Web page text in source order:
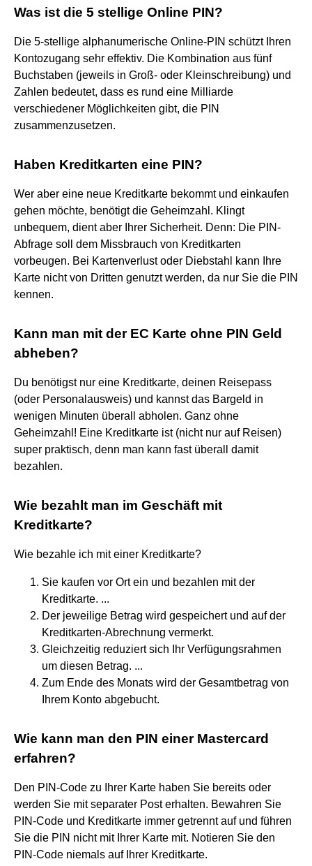
Was ist die 5 stellige Online PIN?
Die 5-stellige alphanumerische Online-PIN schützt Ihren
Kontozugang sehr effektiv. Die Kombination aus fünf
Buchstaben (jeweils in Groß- oder Kleinschreibung) und
Zahlen bedeutet, dass es rund eine Milliarde
verschiedener Möglichkeiten gibt, die PIN
zusammenzusetzen.
Haben Kreditkarten eine PIN?
Wer aber eine neue Kreditkarte bekommt und einkaufen
gehen möchte, benötigt die Geheimzahl. Klingt
unbequem, dient aber Ihrer Sicherheit. Denn: Die PIN-
Abfrage soll dem Missbrauch von Kreditkarten
vorbeugen. Bei Kartenverlust oder Diebstahl kann Ihre
Karte nicht von Dritten genutzt werden, da nur Sie die PIN
kennen.
Kann man mit der EC Karte ohne PIN Geld
abheben?
Du benötigst nur eine Kreditkarte, deinen Reisepass
(oder Personalausweis) und kannst das Bargeld in
wenigen Minuten überall abholen. Ganz ohne
Geheimzahl! Eine Kreditkarte ist (nicht nur auf Reisen)
super praktisch, denn man kann fast überall damit
bezahlen.
Wie bezahlt man im Geschäft mit
Kreditkarte?
Wie bezahle ich mit einer Kreditkarte?
Sie kaufen vor Ort ein und bezahlen mit der
Kreditkarte. ...
Der jeweilige Betrag wird gespeichert und auf der
Kreditkarten-Abrechnung vermerkt.
Gleichzeitig reduziert sich Ihr Verfügungsrahmen
um diesen Betrag. ...
Zum Ende des Monats wird der Gesamtbetrag von
Ihrem Konto abgebucht.
Wie kann man den PIN einer Mastercard
erfahren?
Den PIN-Code zu Ihrer Karte haben Sie bereits oder
werden Sie mit separater Post erhalten. Bewahren Sie
PIN-Code und Kreditkarte immer getrennt auf und führen
Sie die PIN nicht mit Ihrer Karte mit. Notieren Sie den
PIN-Code niemals auf Ihrer Kreditkarte.